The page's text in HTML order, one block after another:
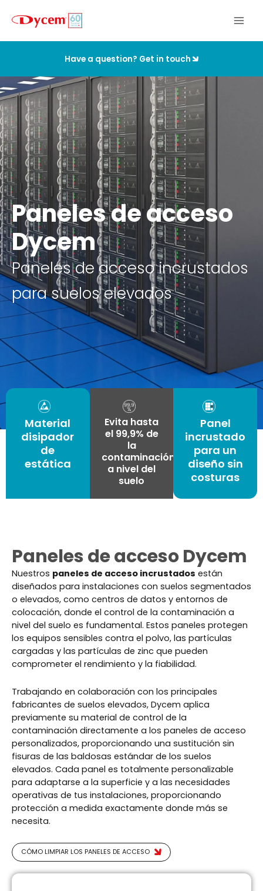
contenido
Have a question? Get in touch
Paneles de acceso
Dycem
Paneles de acceso incrustados
para suelos elevados
Material
disipador
de
estática
Evita hasta
el 99,9% de
la
contaminación
a nivel del
suelo
Panel
incrustado
para un
diseño sin
costuras
Paneles de acceso Dycem
Nuestros paneles de acceso incrustados están
diseñados para instalaciones con suelos segmentados
o elevados, como centros de datos y entornos de
colocación, donde el control de la contaminación a
nivel del suelo es fundamental. Estos paneles protegen
los equipos sensibles contra el polvo, las partículas
cargadas y las partículas de zinc que pueden
comprometer el rendimiento y la fiabilidad.
Trabajando en colaboración con los principales
fabricantes de suelos elevados, Dycem aplica
previamente su material de control de la
contaminación directamente a los paneles de acceso
personalizados, proporcionando una sustitución sin
fisuras de las baldosas estándar de los suelos
elevados. Cada panel es totalmente personalizable
para adaptarse a la superficie y a las necesidades
operativas de tus instalaciones, proporcionando
protección a medida exactamente donde más se
necesita.
CÓMO LIMPIAR LOS PANELES DE ACCESO